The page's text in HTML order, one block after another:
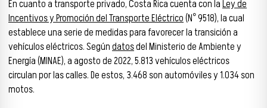
En cuanto a transporte privado, Costa Rica cuenta con laLey de
Incentivos y Promoción del Transporte Eléctrico(N° 9518), la cual
establece una serie de medidas para favorecer la transición a
vehículos eléctricos. Segúndatosdel Ministerio de Ambiente y
Energía (MINAE), a agosto de 2022, 5.813 vehículos eléctricos
circulan por las calles. De estos, 3.468 son automóviles y 1.034 son
motos.